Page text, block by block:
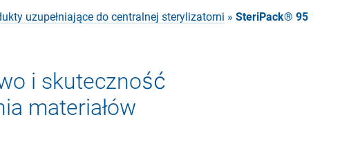
uzupełniające do centralnej sterylizatorni » SteriPack® 95
i skuteczność
materiałów